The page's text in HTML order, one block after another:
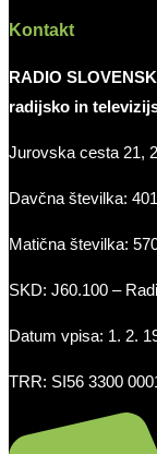
Kontakt
RADIO
radijsko in
Jurovska cesta 21,
Davčna številka:
Matična številka:
SKD: J60.100 –
Datum vpisa: 1. 2.
TRR: SI56 3300